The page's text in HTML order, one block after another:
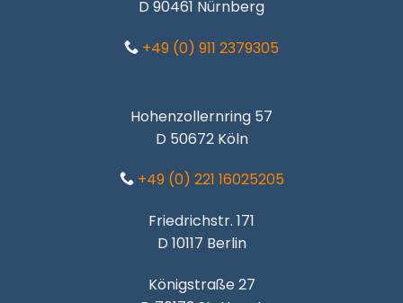
D 90461 Nürnberg
+49 (0) 911 2379305
Hohenzollernring 57
D 50672 Köln
+49 (0) 221 16025205
Friedrichstr. 171
D 10117 Berlin
Königstraße 27